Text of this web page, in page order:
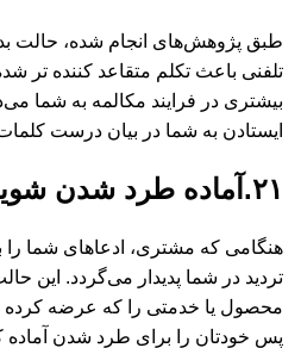
طبق پژوهش‌های انجام شده، حالت
تلفنی باعث تکلم متقاعد کننده تر
بیشتری در فرایند مکالمه به شما
ایستادن به شما در بیان درست
۲۱.آماده طرد شدن شوید
هنگامی که مشتری، ادعاهای شما
تردید در شما پدیدار می‌گردد. این
محصول یا خدمتی را که عرضه کرده
پس خودتان را برای طرد شدن آماده